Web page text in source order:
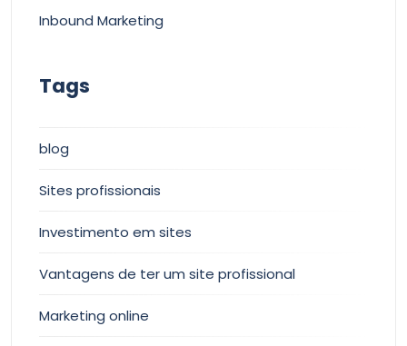
Inbound Marketing
Tags
blog
Sites profissionais
Investimento em sites
Vantagens de ter um site profissional
Marketing online